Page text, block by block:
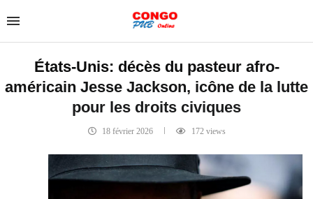
États-Unis: décès du pasteur afro-
américain Jesse Jackson, icône de la lutte
pour les droits civiques
18 février 2026 172views